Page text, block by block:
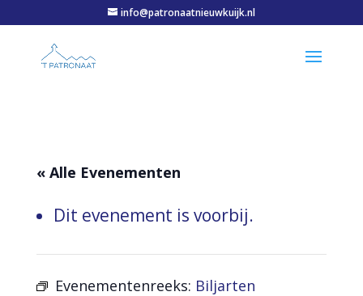
info@patronaatnieuwkuijk.nl
« Alle Evenementen
Dit evenement is voorbij.
Evenementenreeks: Biljarten